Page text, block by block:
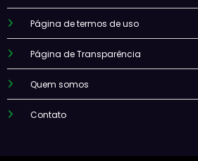
Página de termos de uso
Página de Transparência
Quem somos
Contato